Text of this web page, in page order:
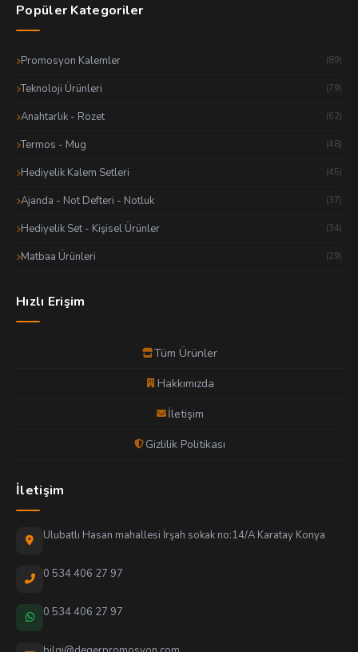
Popüler Kategoriler
Promosyon Kalemler (89)
Teknoloji Ürünleri (79)
Anahtarlık - Rozet (62)
Termos - Mug (48)
Hediyelik Kalem Setleri (45)
Ajanda - Not Defteri - Notluk (37)
Hediyelik Set - Kişisel Ürünler (34)
Matbaa Ürünleri (29)
Hızlı Erişim
Tüm Ürünler
Hakkımızda
İletişim
Gizlilik Politikası
İletişim
Ulubatlı Hasan mahallesi İrşah sokak no:14/A Karatay Konya
0 534 406 27 97
0 534 406 27 97